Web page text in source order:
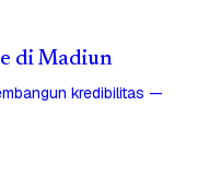
di Madiun
kredibilitas —